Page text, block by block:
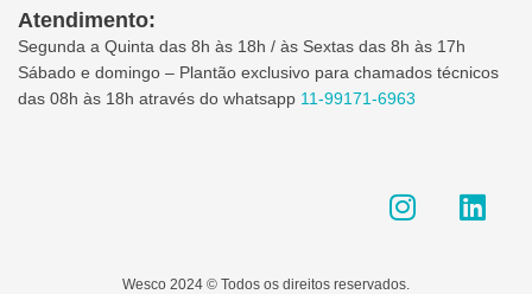
Atendimento:
Segunda a Quinta das 8h às 18h / às Sextas das 8h às 17h
Sábado e domingo – Plantão exclusivo para chamados técnicos
das 08h às 18h através do whatsapp 11-99171-6963
n i
Wesco 2024 © Todos os direitos reservados.